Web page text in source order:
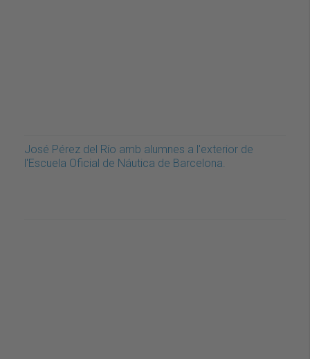
José Pérez del Río amb alumnes a l'exterior de
l'Escuela Oficial de Náutica de Barcelona.